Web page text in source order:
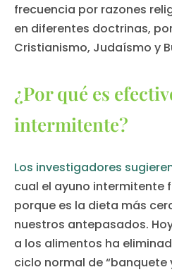
frecuencia por razones
en diferentes doctrinas,
Cristianismo, Judaísmo y
¿Por qué es
intermitente?
Los investigadores
cual el ayuno intermitente
porque es la dieta más
nuestros antepasados.
a los alimentos ha
ciclo normal de “banquete